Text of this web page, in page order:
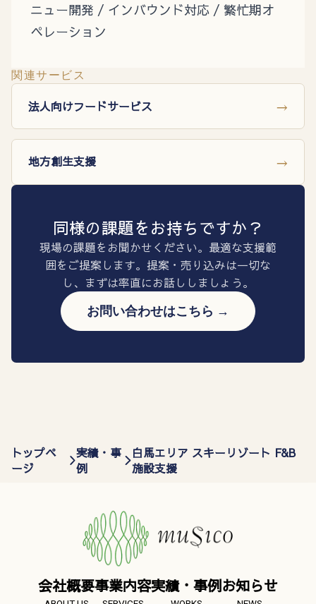
ニュー開発 / インバウンド対応 / 繁忙期オ
ペレーション
関連サービス
法人向けフードサービス →
地方創生支援 →
同様の課題をお持ちですか？
現場の課題をお聞かせください。最適な支援範
囲をご提案します。提案・売り込みは一切な
し、まずは率直にお話ししましょう。
お問い合わせはこちら →
トップペ
ージ
実績・事
例
白馬エリア スキーリゾート F&B
施設支援
会社概要事業内容実績・事例お知らせ